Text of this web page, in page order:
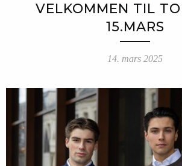
VELKOMMEN TIL
15.MARS
14. mars 2025